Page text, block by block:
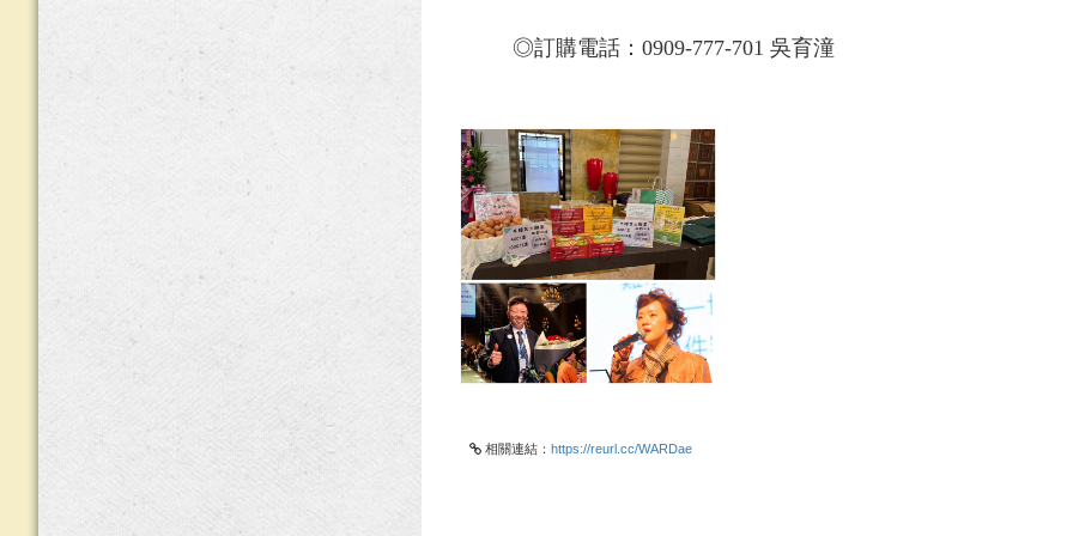
◎訂購電話：0909-777-701 吳育潼
相關連結： https://reurl.cc/WARDae